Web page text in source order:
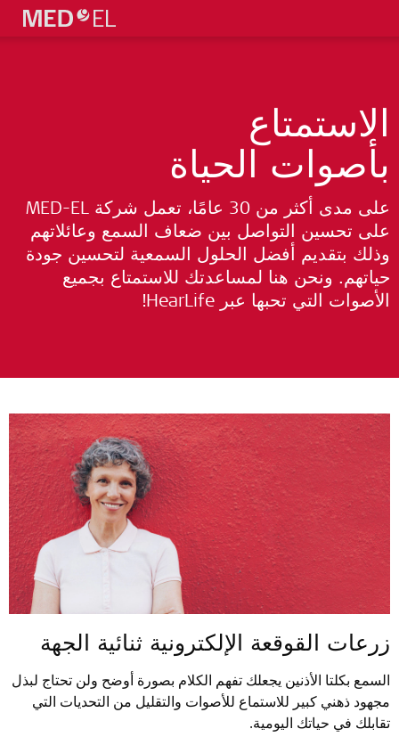
الاستمتاع
بأصوات الحياة
على مدى أكثر من 30 عامًا، تعمل شركة MED-EL
على تحسين التواصل بين ضعاف السمع وعائلاتهم
وذلك بتقديم أفضل الحلول السمعية لتحسين جودة
حياتهم. ونحن هنا لمساعدتك للاستمتاع بجميع
الأصوات التي تحبها عبر HearLife!
زرعات القوقعة الإلكترونية ثنائية الجهة
السمع بكلتا الأذنين يجعلك تفهم الكلام بصورة أوضح ولن تحتاج لبذل
مجهود ذهني كبير للاستماع للأصوات والتقليل من التحديات التي
تقابلك في حياتك اليومية.